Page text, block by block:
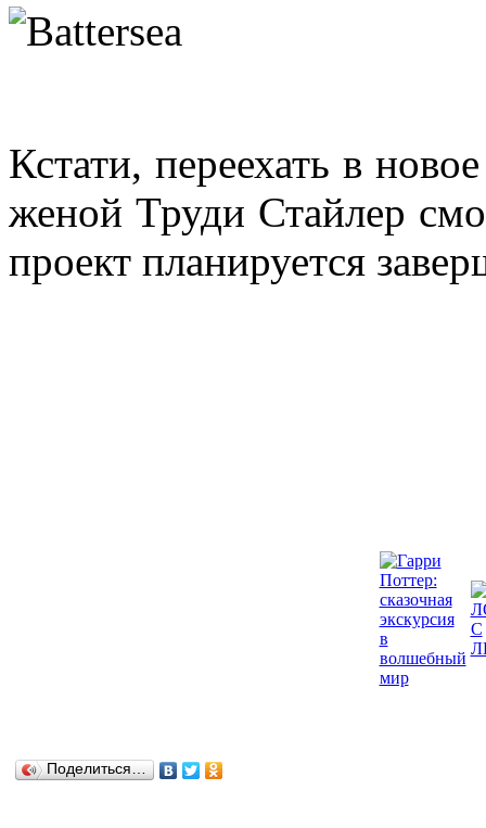
Кстати, переехать в
женой Труди Стайлер
проект планируется
Поделиться…